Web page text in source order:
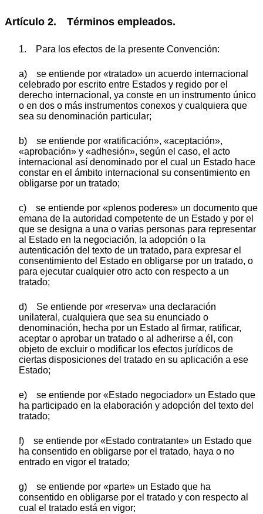
Artículo 2. Términos empleados.
1. Para los efectos de la presente Convención:
a) se entiende por «tratado» un acuerdo internacional
celebrado por escrito entre Estados y regido por el
derecho internacional, ya conste en un instrumento único
o en dos o más instrumentos conexos y cualquiera que
sea su denominación particular;
b) se entiende por «ratificación», «aceptación»,
«aprobación» y «adhesión», según el caso, el acto
internacional así denominado por el cual un Estado hace
constar en el ámbito internacional su consentimiento en
obligarse por un tratado;
c) se entiende por «plenos poderes» un documento que
emana de la autoridad competente de un Estado y por el
que se designa a una o varias personas para representar
al Estado en la negociación, la adopción o la
autenticación del texto de un tratado, para expresar el
consentimiento del Estado en obligarse por un tratado, o
para ejecutar cualquier otro acto con respecto a un
tratado;
d) Se entiende por «reserva» una declaración
unilateral, cualquiera que sea su enunciado o
denominación, hecha por un Estado al firmar, ratificar,
aceptar o aprobar un tratado o al adherirse a él, con
objeto de excluir o modificar los efectos jurídicos de
ciertas disposiciones del tratado en su aplicación a ese
Estado;
e) se entiende por «Estado negociador» un Estado que
ha participado en la elaboración y adopción del texto del
tratado;
f) se entiende por «Estado contratante» un Estado que
ha consentido en obligarse por el tratado, haya o no
entrado en vigor el tratado;
g) se entiende por «parte» un Estado que ha
consentido en obligarse por el tratado y con respecto al
cual el tratado está en vigor;